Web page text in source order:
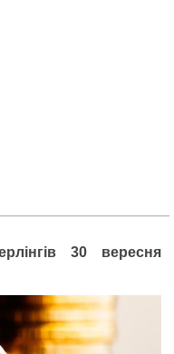
30 вересня